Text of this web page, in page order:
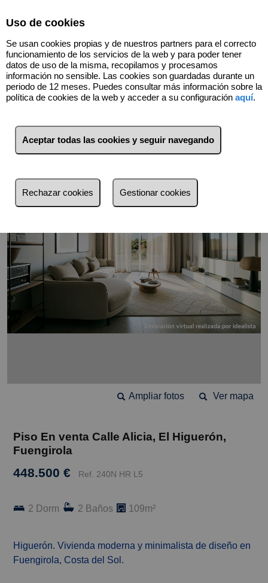
Volver
Ver mapa
Ampliar fotos
Piso En venta Calle Alicia, El Higuerón,
Fuengirola
448.500 € Ref. 240N HR L5
2 Dorm 2 Baños 109m²
Higuerón. Vivienda moderna y minimalista de diseño en
Fuengirola, Costa del Sol.
Uso de cookies
Se usan cookies propias y de nuestros partners para el correcto
funcionamiento de los servicios de la web y para poder tener
datos de uso de la misma, recopilamos y procesamos
información no sensible. Las cookies son guardadas durante un
periodo de 12 meses. Puedes consultar más información sobre la
política de cookies de la web y acceder a su configuración aquí.
Aceptar todas las cookies y seguir navegando
Rechazar cookies Gestionar cookies